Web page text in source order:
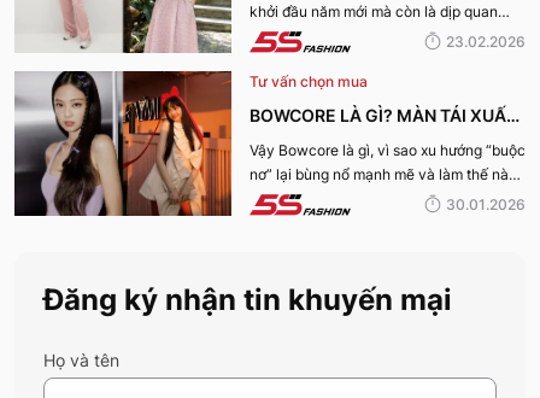
XUÂN 2026
khởi đầu năm mới mà còn là dịp quan
trọng để mỗi người “khai vía” đón may
mắn và tài lộc. Bạn đang băn khoăn nên
mặc gì ngày đầu năm để hợp vía, hút tài
lộc và thu hút năng lượng tích cực? Cùng
2026 mặc gì “hợp vía” trong bài viết này
nhé:
23.02.2026
Tư vấn chọn mua
BOWCORE LÀ GÌ? MÀN TÁI XUẤT
ĐỈNH CAO CỦA XU HƯỚNG
BOWCORE “BUỘC NƠ” KHUẤY
ĐẢO THỜI TRANG 2026
Vậy Bowcore là gì, vì sao xu hướng “buộc
nơ” lại bùng nổ mạnh mẽ và làm thế nào
để phối đồ chuẩn Bowcore mà vẫn giữ
được nét riêng? Cùng 5S Fashion khám
30.01.2026
Đăng ký nhận tin khuyến mại
Họ và tên